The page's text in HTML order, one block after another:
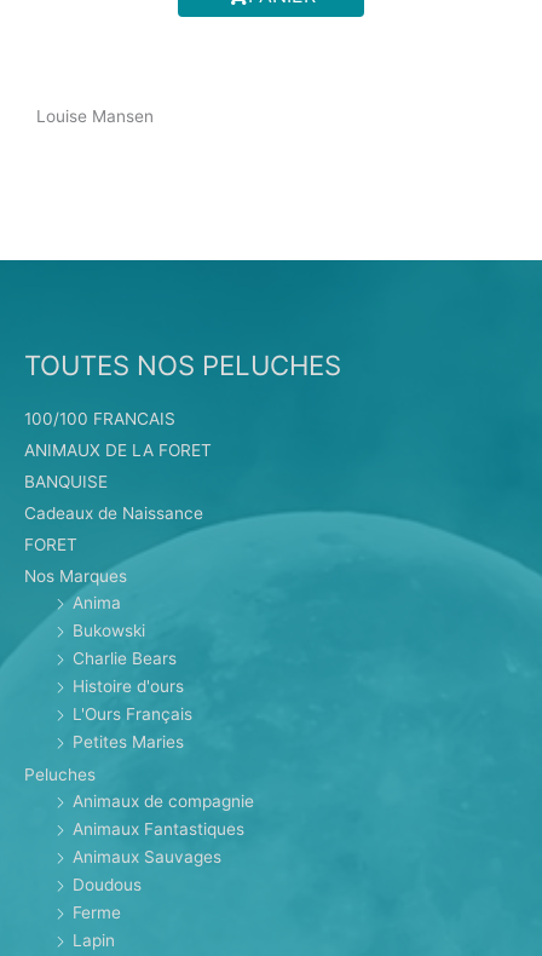
m
Louise Mansen
TOUTES NOS PELUCHES
100/100 FRANCAIS
ANIMAUX DE LA FORET
BANQUISE
Cadeaux de Naissance
FORET
Nos Marques
Anima
Bukowski
Charlie Bears
Histoire d'ours
L'Ours Français
Petites Maries
Peluches
Animaux de compagnie
Animaux Fantastiques
Animaux Sauvages
Doudous
Ferme
Lapin